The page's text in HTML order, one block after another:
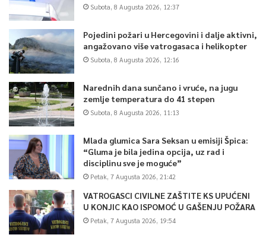
Subota, 8 Augusta 2026, 12:37
Pojedini požari u Hercegovini i dalje aktivni,
angažovano više vatrogasaca i helikopter
Subota, 8 Augusta 2026, 12:16
Narednih dana sunčano i vruće, na jugu
zemlje temperatura do 41 stepen
Subota, 8 Augusta 2026, 11:13
Mlada glumica Sara Seksan u emisiji Špica:
“Gluma je bila jedina opcija, uz rad i
disciplinu sve je moguće”
Petak, 7 Augusta 2026, 21:42
VATROGASCI CIVILNE ZAŠTITE KS UPUĆENI
U KONJIC KAO ISPOMOĆ U GAŠENJU POŽARA
Petak, 7 Augusta 2026, 19:54